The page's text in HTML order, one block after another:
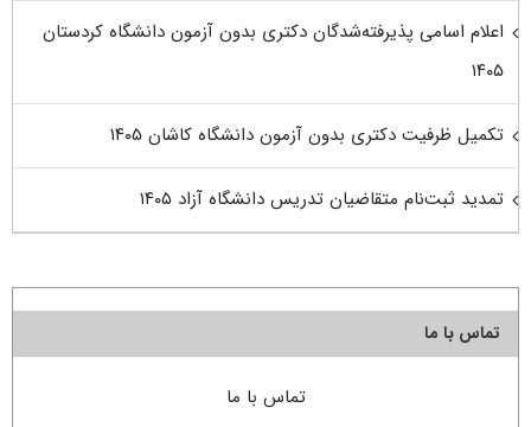
اعلام اسامی پذیرفته‌شدگان دکتری بدون آزمون دانشگاه کردستان
۱۴۰۵
تکمیل ظرفیت دکتری بدون آزمون دانشگاه کاشان ۱۴۰۵
تمدید ثبت‌نام متقاضیان تدریس دانشگاه آزاد ۱۴۰۵
تماس با ما
تماس با ما